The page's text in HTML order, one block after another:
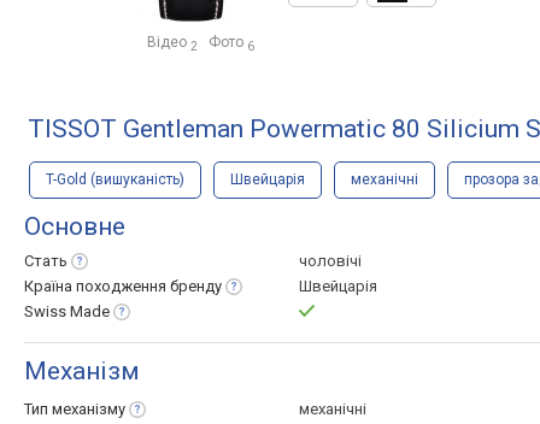
Відео 2 Фото 6
TISSOT Gentleman Powermatic 80 Silicium
T-Gold (вишуканість) Швейцарія механічні прозора
Основне
Стать
чоловічі
Країна походження бренду
Швейцарія
Swiss Made
Механізм
Тип механізму
механічні